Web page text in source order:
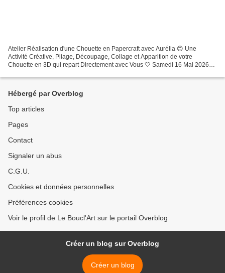
Atelier Réalisation d'une Chouette en Papercraft avec Aurélia 😊 Une
Activité Créative, Pliage, Découpage, Collage et Apparition de votre
Chouette en 3D qui repart Directement avec Vous 🤍 Samedi 16 Mai 2026
Hébergé par Overblog
Top articles
Pages
Contact
Signaler un abus
C.G.U.
Cookies et données personnelles
Préférences cookies
Voir le profil de Le Boucl'Art sur le portail Overblog
Créer un blog sur Overblog
Créer un blog